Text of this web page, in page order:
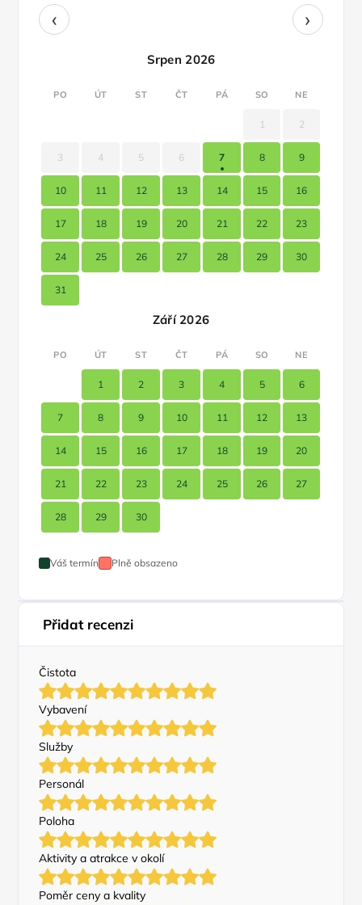
‹ ›
Srpen 2026
PO ÚT ST ČT PÁ SO NE
1 2
3 4 5 6 7 8 9
10 11 12 13 14 15 16
17 18 19 20 21 22 23
24 25 26 27 28 29 30
31
Září 2026
PO ÚT ST ČT PÁ SO NE
1 2 3 4 5 6
7 8 9 10 11 12 13
14 15 16 17 18 19 20
21 22 23 24 25 26 27
28 29 30
Váš termín Plně obsazeno
Přidat recenzi
Čistota
Vybavení
Služby
Personál
Poloha
Aktivity a atrakce v okolí
Poměr ceny a kvality